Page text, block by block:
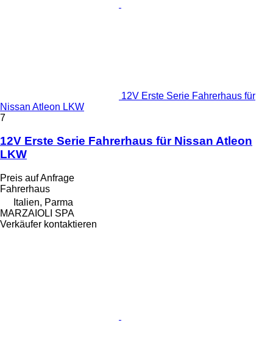
12V Erste Serie Fahrerhaus für
Nissan Atleon LKW
7
12V Erste Serie Fahrerhaus für Nissan Atleon
LKW
Preis auf Anfrage
Fahrerhaus
Italien, Parma
MARZAIOLI SPA
Verkäufer kontaktieren